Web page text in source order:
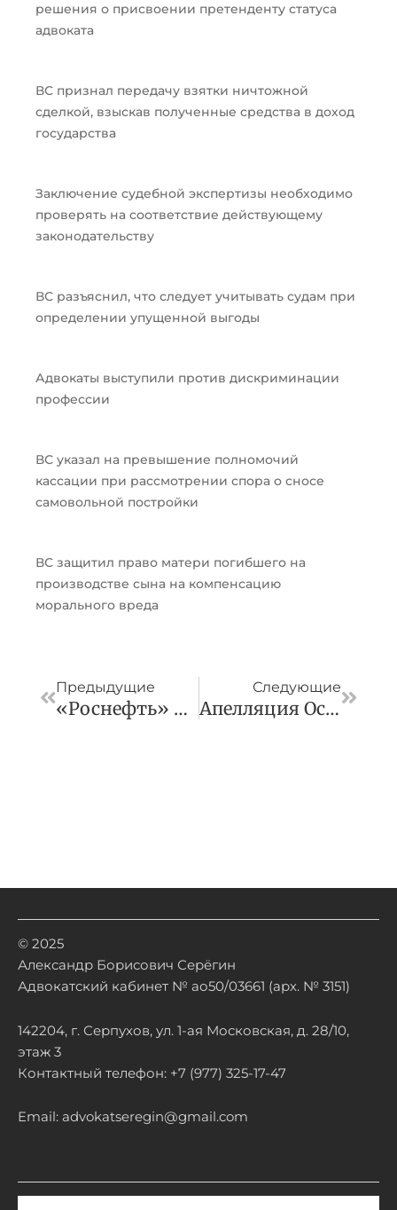
решения о присвоении претенденту статуса
адвоката
ВС признал передачу взятки ничтожной
сделкой, взыскав полученные средства в доход
государства
Заключение судебной экспертизы необходимо
проверять на соответствие действующему
законодательству
ВС разъяснил, что следует учитывать судам при
определении упущенной выгоды
Адвокаты выступили против дискриминации
профессии
ВС указал на превышение полномочий
кассации при рассмотрении спора о сносе
самовольной постройки
ВС защитил право матери погибшего на
производстве сына на компенсацию
морального вреда
Предыдущие
«Роснефть» Продает PCK Schwedt В Германии Из-За Риска Национализации Активов
Следующие
Апелляция Оставила В Силе Оправдательный Приговор Мужчине, Обвинявшемуся В Растлении Пасынка
© 2025
Александр Борисович Серёгин
Адвокатский кабинет № ао50/03661 (арх. № 3151)
142204, г. Серпухов, ул. 1-ая Московская, д. 28/10,
этаж 3
Контактный телефон: +7 (977) 325-17-47
Email: advokatseregin@gmail.com